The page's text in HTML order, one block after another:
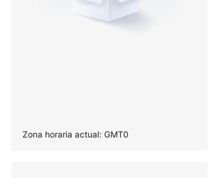
Zona horaria actual: GMT0